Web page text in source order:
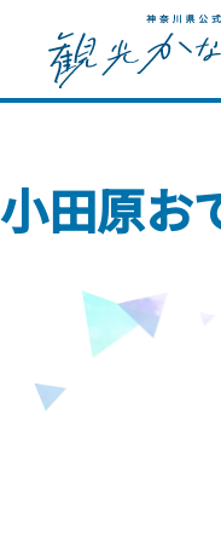
小田原お